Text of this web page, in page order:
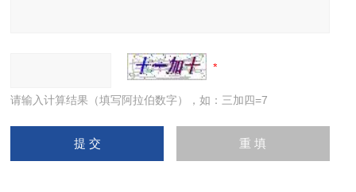
请输入计算结果（填写阿拉伯数字），如：三加四=7